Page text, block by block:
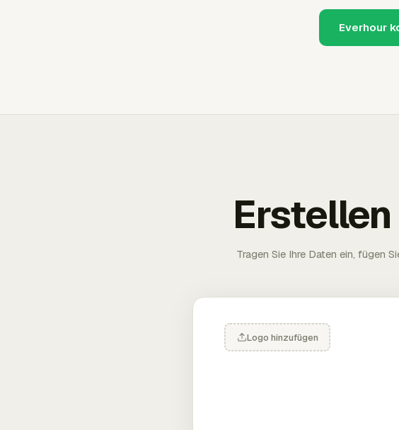
Everhour
Erstellen
Tragen Sie Ihre Daten ein, fügen
Logo hinzufügen